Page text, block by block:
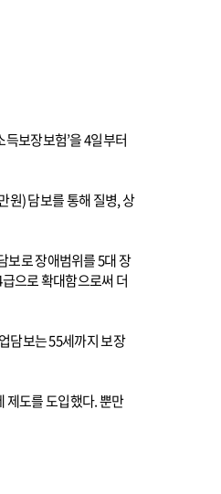
보장보험’을 4일부터
원) 담보를 통해 질병, 상
보로 장애범위를 5대 장
으로 확대함으로써 더
담보는 55세까지 보장
제도를 도입했다. 뿐만